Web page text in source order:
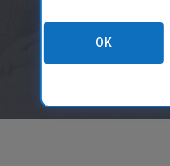
MAC APPS
CCleaner สำหรับ Mac
ดาวน์โหลด CCleaner สำหรั
ข่าวประชาสัมพันธ์
นโยบายความเป็นส่วนตัว
ข้อกำหนดการใช้งาน
ไม่ต้องใช้
OK